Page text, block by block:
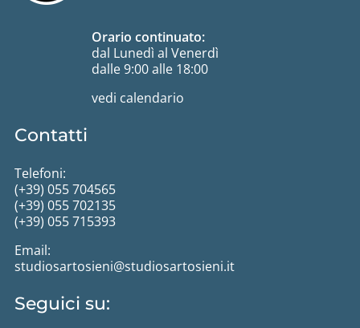
Orario continuato:
dal Lunedì al Venerdì
dalle 9:00 alle 18:00
vedi calendario
Contatti
Telefoni:
(+39) 055 704565
(+39) 055 702135
(+39) 055 715393
Email:
studiosartosieni@studiosartosieni.it
Seguici su: